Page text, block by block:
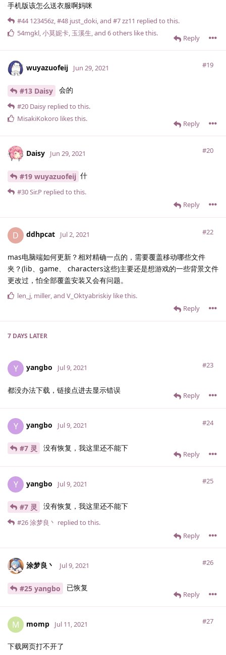
手机版该怎么送衣服啊妈咪
Reply
#44 123456z,#48 just_doki, and #7zz11 replied to this.
54mgkl,小莫妮卡, 玉溪生, and 6others like this.
wuyazuofeij #19
Jun 29, 2021
#13 Daisy 会的
Reply
#20 Daisy replied to this.
MisakiKokoro likes this.
Daisy #20
Jun 29, 2021
#19 wuyazuofeij 什
Reply
#30Sir.​P replied to this.
D ddhpcat #22
Jul 2, 2021
mas电脑端如何更新？相对精确一点的，需要覆盖移动哪些文件
夹？(lib、game、 characters这些)主要还是想游戏的一些背景文件
更改过，怕全部覆盖安装又会有问题。
Reply
len_j, miller, and V_Oktyabriskiy like this.
7 DAYS LATER
Y yangbo #23
Jul 9, 2021
都没办法下载，链接点进去显示错误
Reply
Y yangbo #24
Jul 9, 2021
#7 灵 没有恢复，我这里还不能下
Reply
Y yangbo #25
Jul 9, 2021
#7 灵 没有恢复，我这里还不能下
Reply
#26涂梦良丶 replied to this.
涂梦良丶 #26
Jul 9, 2021
#25 yangbo 已恢复
Reply
M momp #27
Jul 11, 2021
下载网页打不开了